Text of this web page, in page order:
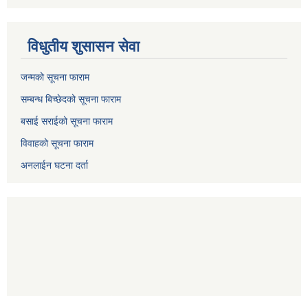
विधुतीय शुसासन सेवा
जन्मको सूचना फाराम
सम्बन्ध बिच्छेदको सूचना फाराम
बसाई सराईको सूचना फाराम
विवाहको सूचना फाराम
अनलाईन घटना दर्ता